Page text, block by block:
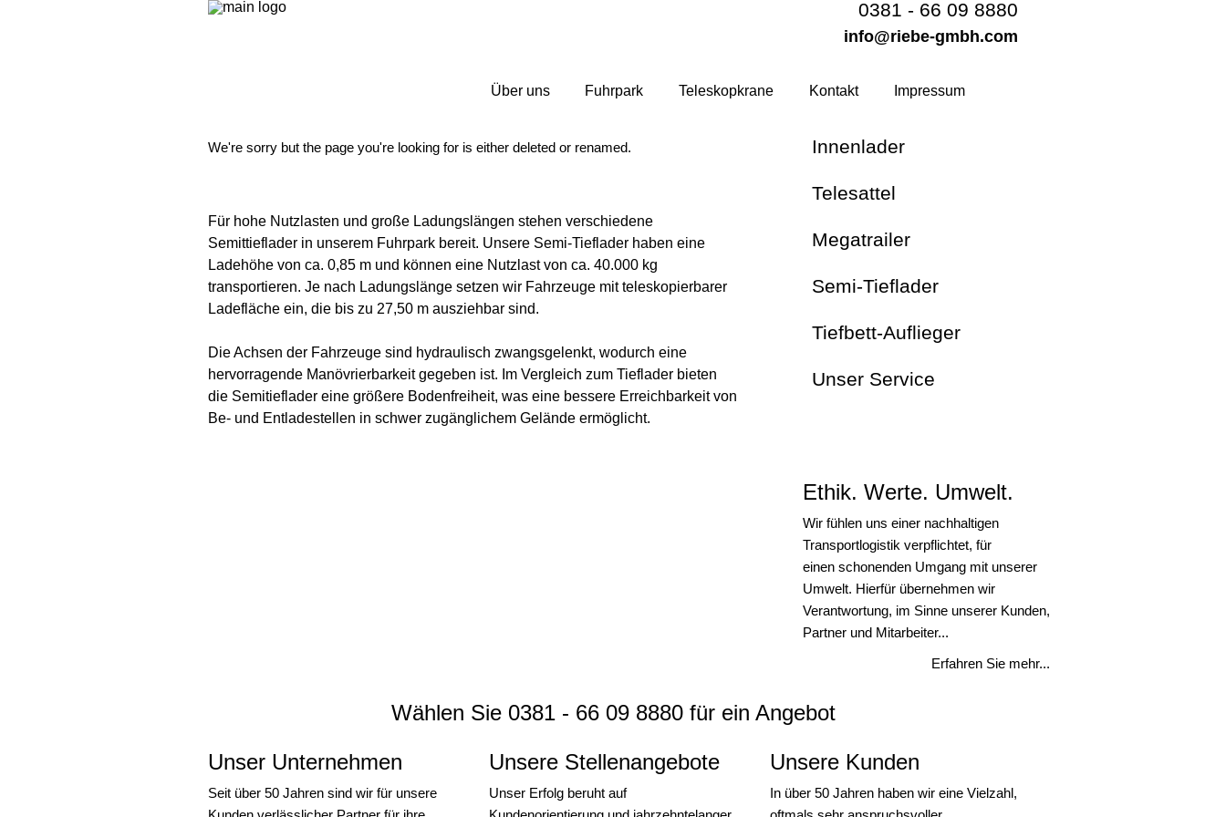
0381 - 66 09 8880
info@riebe-gmbh.com
Über uns Fuhrpark Teleskopkrane Kontakt Impressum
We're sorry but the page you're looking for is either deleted or renamed.
Für hohe Nutzlasten und große Ladungslängen stehen verschiedene
Semittieflader in unserem Fuhrpark bereit. Unsere Semi-Tieflader haben eine
Ladehöhe von ca. 0,85 m und können eine Nutzlast von ca. 40.000 kg
transportieren. Je nach Ladungslänge setzen wir Fahrzeuge mit teleskopierbarer
Ladefläche ein, die bis zu 27,50 m ausziehbar sind.
Die Achsen der Fahrzeuge sind hydraulisch zwangsgelenkt, wodurch eine
hervorragende Manövrierbarkeit gegeben ist. Im Vergleich zum Tieflader bieten
die Semitieflader eine größere Bodenfreiheit, was eine bessere Erreichbarkeit von
Be- und Entladestellen in schwer zugänglichem Gelände ermöglicht.
Innenlader
Telesattel
Megatrailer
Semi-Tieflader
Tiefbett-Auflieger
Unser Service
Ethik. Werte. Umwelt.
Wir fühlen uns einer nachhaltigen
Transportlogistik verpflichtet, für
einen schonenden Umgang mit unserer
Umwelt. Hierfür übernehmen wir
Verantwortung, im Sinne unserer Kunden,
Partner und Mitarbeiter...
Erfahren Sie mehr...
Wählen Sie 0381 - 66 09 8880 für ein Angebot
Unser Unternehmen
Seit über 50 Jahren sind wir für unsere
Unsere Stellenangebote
Unser Erfolg beruht auf
Unsere Kunden
In über 50 Jahren haben wir eine Vielzahl,